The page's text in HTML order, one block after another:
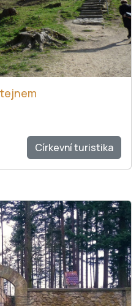
Církevní turistika